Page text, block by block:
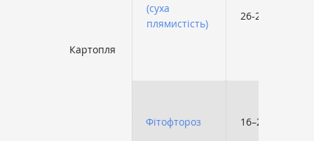
Картопля
(суха
плямистість)
26-28
Фітофтороз 16–21